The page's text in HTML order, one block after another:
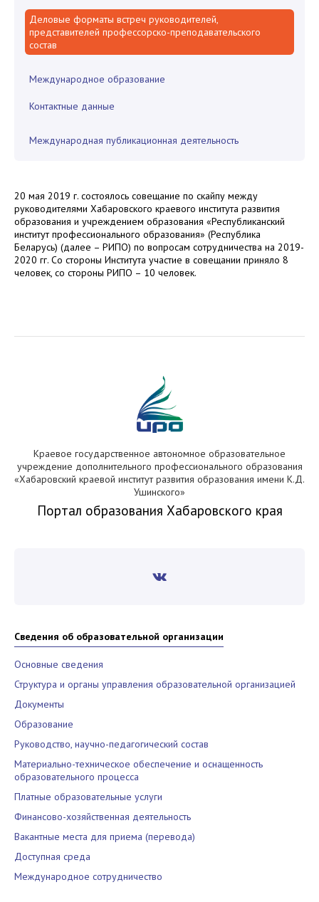
Деловые форматы встреч руководителей,
представителей профессорско-преподавательского
состав
Международное образование
Контактные данные
Международная публикационная деятельность
20 мая 2019 г. состоялось совещание по скайпу между
руководителями Хабаровского краевого института развития
образования и учреждением образования «Республиканский
институт профессионального образования» (Республика
Беларусь) (далее – РИПО) по вопросам сотрудничества на 2019-
2020 гг. Со стороны Института участие в совещании приняло 8
человек, со стороны РИПО – 10 человек.
Краевое государственное автономное образовательное
учреждение дополнительного профессионального образования
«Хабаровский краевой институт развития образования имени К.Д.
Ушинского»
Портал образования Хабаровского края
Сведения об образовательной организации
Основные сведения
Структура и органы управления образовательной организацией
Документы
Образование
Руководство, научно-педагогический состав
Материально-техническое обеспечение и оснащенность
образовательного процесса
Платные образовательные услуги
Финансово-хозяйственная деятельность
Вакантные места для приема (перевода)
Доступная среда
Международное сотрудничество